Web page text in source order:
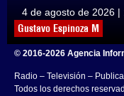
4 de agosto de 2026 |
Gustavo Espinoza M
© 2016-2026 Agencia
Radio – Televisión –
Todos los derechos